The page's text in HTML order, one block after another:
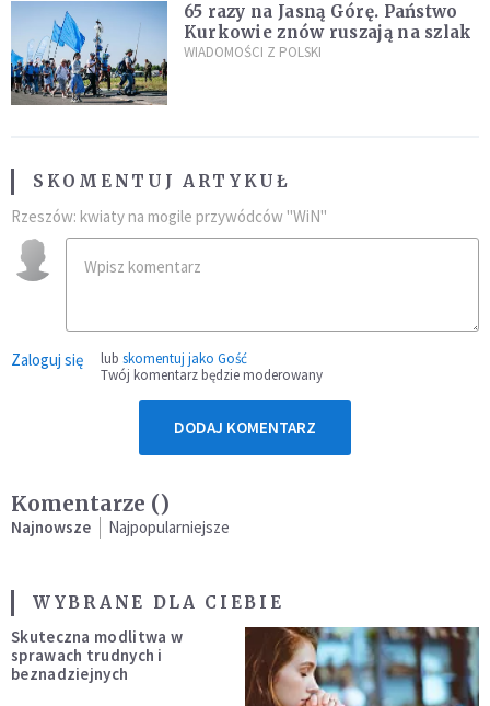
65 razy na Jasną Górę. Państwo
Kurkowie znów ruszają na szlak
WIADOMOŚCI Z POLSKI
SKOMENTUJ ARTYKUŁ
Rzeszów: kwiaty na mogile przywódców "WiN"
Zaloguj się lub skomentuj jako Gość
Twój komentarz będzie moderowany
DODAJ KOMENTARZ
Komentarze ()
Najnowsze Najpopularniejsze
WYBRANE DLA CIEBIE
Skuteczna modlitwa w
sprawach trudnych i
beznadziejnych